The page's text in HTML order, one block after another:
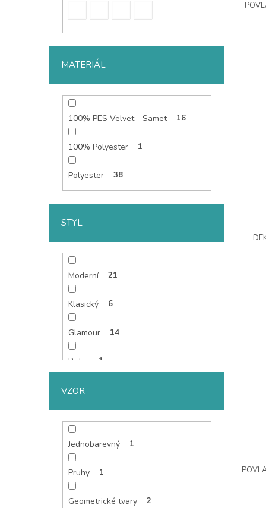
MATERIÁL
100% PES Velvet - Samet 16
100% Polyester 1
Polyester 38
STYL
Moderní 21
Klasický 6
Glamour 14
Retro 1
Flora
Vánoce 3
3D 1
VZOR
Jednobarevný 1
Pruhy 1
Geometrické tvary 2